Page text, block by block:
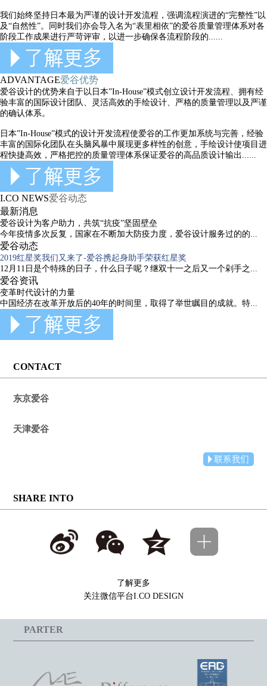
我们始终坚持日本最为严谨的设计开发流程，强调流程演进的“完整性”以
及“自然性”。同时我们亦会导入名为“表里相依”的爱谷质量管理体系对各
阶段工作成果进行严苛评审，以进一步确保各流程阶段的......
ADVANTAGE爱谷优势
爱谷设计的优势来自于以日本”In-House”模式创立设计开发流程、拥有经
验丰富的国际设计团队、灵活高效的手绘设计、严格的质量管理以及严谨
的确认体系。
日本”In-House”模式的设计开发流程使爱谷的工作更加系统与完善，经验
丰富的国际化团队在头脑风暴中展现更多样性的创意，手绘设计使项目进
程快捷高效，严格把控的质量管理体系保证爱谷的高品质设计输出......
I.CO NEWS爱谷动态
最新消息
爱谷设计为客户助力，共筑“抗疫”坚固壁垒
今年疫情多次反复，国家在不断加大防疫力度，爱谷设计服务过的的...
爱谷动态
2019红星奖我们又来了-爱谷携起身助手荣获红星奖
12月11日是个特殊的日子，什么日子呢？继双十一之后又一个剁手之...
爱谷资讯
变革时代设计的力量
中国经济在改革开放后的40年的时间里，取得了举世瞩目的成就。特...
CONTACT
东京爱谷
天津爱谷
SHARE INTO
了解更多
关注微信平台I.CO DESIGN
PARTER